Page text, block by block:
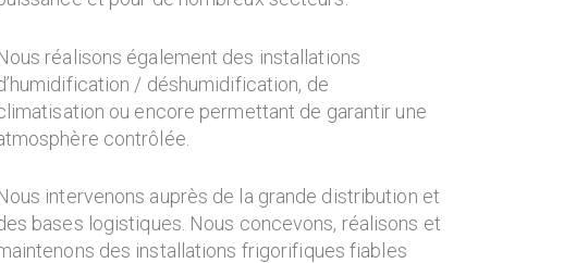
réalisons également des installations
/ déshumidification, de
ou encore permettant de garantir une
contrôlée.
intervenons auprès de la grande distribution et
bases logistiques. Nous concevons, réalisons et
des installations frigorifiques fiables